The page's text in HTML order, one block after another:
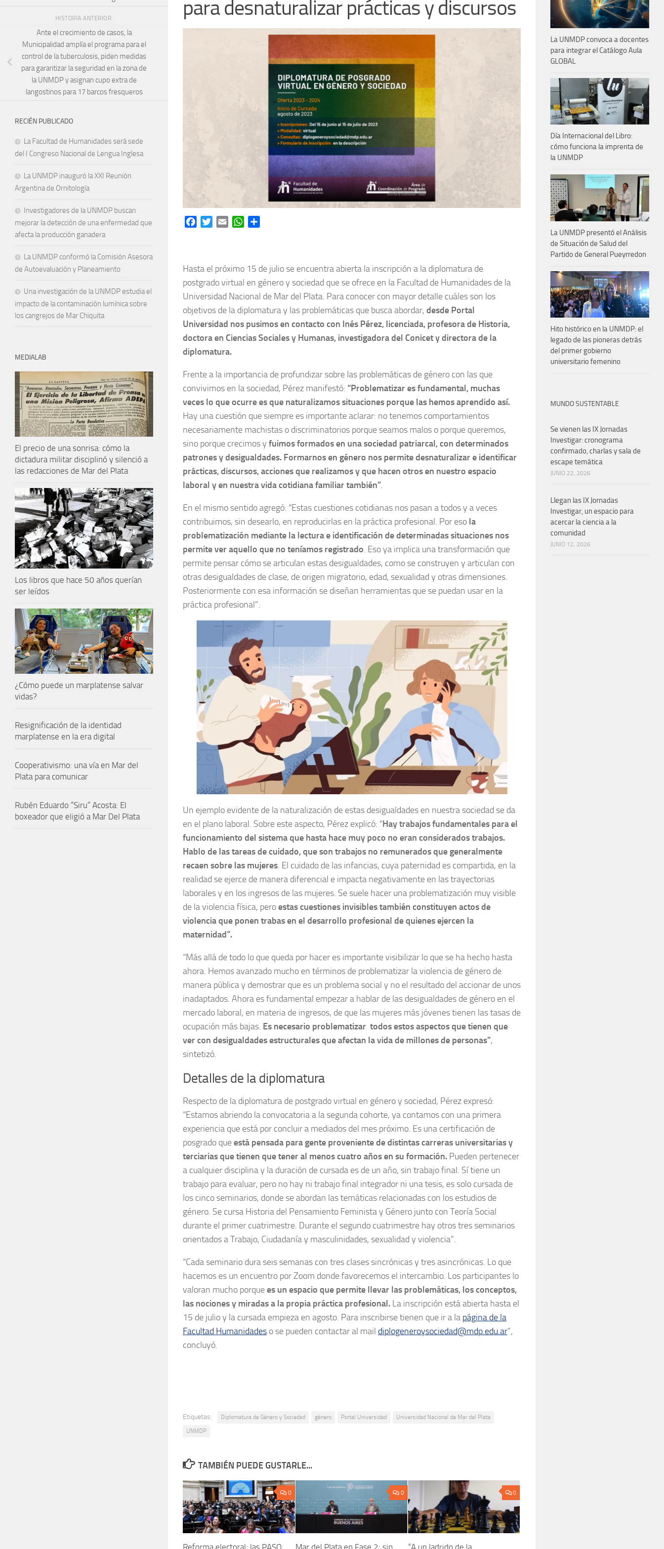
para desnaturalizar prácticas y discursos
FacebookTwitterEmail WhatsApp
Hasta el próximo 15 de julio se encuentra abierta la inscripción a la diplomatura de
postgrado virtual en género y sociedad que se ofrece en la Facultad de Humanidades de la
Universidad Nacional de Mar del Plata. Para conocer con mayor detalle cuáles son los
objetivos de la diplomatura y las problemáticas que busca abordar, desde Portal
Universidad nos pusimos en contacto con Inés Pérez, licenciada, profesora de Historia,
doctora en Ciencias Sociales y Humanas, investigadora del Conicet y directora de la
diplomatura.
Frente a la importancia de profundizar sobre las problemáticas de género con las que
convivimos en la sociedad, Pérez manifestó: “Problematizar es fundamental, muchas
veces lo que ocurre es que naturalizamos situaciones porque las hemos aprendido así.
Hay una cuestión que siempre es importante aclarar: no tenemos comportamientos
necesariamente machistas o discriminatorios porque seamos malos o porque queremos,
sino porque crecimos y fuimos formados en una sociedad patriarcal, con determinados
patrones y desigualdades. Formarnos en género nos permite desnaturalizar e identificar
prácticas, discursos, acciones que realizamos y que hacen otros en nuestro espacio
laboral y en nuestra vida cotidiana familiar también”.
En el mismo sentido agregó: “Estas cuestiones cotidianas nos pasan a todos y a veces
contribuimos, sin desearlo, en reproducirlas en la práctica profesional. Por eso la
problematización mediante la lectura e identificación de determinadas situaciones nos
permite ver aquello que no teníamos registrado. Eso ya implica una transformación que
permite pensar cómo se articulan estas desigualdades, como se construyen y articulan con
otras desigualdades de clase, de origen migratorio, edad, sexualidad y otras dimensiones.
Posteriormente con esa información se diseñan herramientas que se puedan usar en la
práctica profesional”.
Un ejemplo evidente de la naturalización de estas desigualdades en nuestra sociedad se da
en el plano laboral. Sobre este aspecto, Pérez explicó: “Hay trabajos fundamentales para el
funcionamiento del sistema que hasta hace muy poco no eran considerados trabajos.
Hablo de las tareas de cuidado, que son trabajos no remunerados que generalmente
recaen sobre las mujeres. El cuidado de las infancias, cuya paternidad es compartida, en la
realidad se ejerce de manera diferencial e impacta negativamente en las trayectorias
laborales y en los ingresos de las mujeres. Se suele hacer una problematización muy visible
de la violencia física, peroestas cuestiones invisibles también constituyen actos de
violencia que ponen trabas en el desarrollo profesional de quienes ejercen la
maternidad”.
“Más allá de todo lo que queda por hacer es importante visibilizar lo que se ha hecho hasta
ahora. Hemos avanzado mucho en términos de problematizar la violencia de género de
manera pública y demostrar que es un problema social y no el resultado del accionar de unos
inadaptados. Ahora es fundamental empezar a hablar de las desigualdades de género en el
mercado laboral, en materia de ingresos, de que las mujeres más jóvenes tienen las tasas de
ocupación más bajas. Es necesario problematizar todos estos aspectos que tienen que
ver con desigualdades estructurales que afectan la vida de millones de personas”,
sintetizó.
Detalles de la diplomatura
Respecto de la diplomatura de postgrado virtual en género y sociedad, Pérez expresó:
“Estamos abriendo la convocatoria a la segunda cohorte, ya contamos con una primera
experiencia que está por concluir a mediados del mes próximo. Es una certificación de
posgrado queestá pensada para gente proveniente de distintas carreras universitarias y
terciarias que tienen que tener al menos cuatro años en su formación. Pueden pertenecer
a cualquier disciplina y la duración de cursada es de un año, sin trabajo final. Sí tiene un
trabajo para evaluar, pero no hay ni trabajo final integrador ni una tesis, es solo cursada de
los cinco seminarios, donde se abordan las temáticas relacionadas con los estudios de
género. Se cursa Historia del Pensamiento Feminista y Género junto con Teoría Social
durante el primer cuatrimestre. Durante el segundo cuatrimestre hay otros tres seminarios
orientados a Trabajo, Ciudadanía y masculinidades, sexualidad y violencia”.
“Cada seminario dura seis semanas con tres clases sincrónicas y tres asincrónicas. Lo que
hacemos es un encuentro por Zoom donde favorecemos el intercambio. Los participantes lo
valoran mucho porquees un espacio que permite llevar las problemáticas, los conceptos,
las nociones y miradas a la propia práctica profesional. La inscripción está abierta hasta el
15 de julio y la cursada empieza en agosto. Para inscribirse tienen que ir a la página de la
Facultad Humanidades o se pueden contactar al mail diplogeneroysociedad@mdp.edu.ar”,
concluyó.
Etiquetas: Diplomatura de Género y Sociedad género Portal Universidad
Universidad Nacional de Mar del Plata
UNMDP
TAMBIÉN PUEDE GUSTARLE...
0
Reforma electoral: las PASO
0
Mar del Plata en Fase 2: sin
0
“A un ladrido de la
HISTORIA ANTERIOR
Ante el crecimiento de casos, la
Municipalidad amplía el programa para el
control de la tuberculosis, piden medidas
para garantizar la seguridad en la zona de
la UNMDP y asignan cupo extra de
langostinos para 17 barcos fresqueros
RECIÉN PUBLICADO
La Facultad de Humanidades será sede
del I Congreso Nacional de Lengua Inglesa
La UNMDP inauguró la XXI Reunión
Argentina de Ornitología
Investigadores de la UNMDP buscan
mejorar la detección de una enfermedad que
afecta la producción ganadera
La UNMDP conformó la Comisión Asesora
de Autoevaluación y Planeamiento
Una investigación de la UNMDP estudia el
impacto de la contaminación lumínica sobre
los cangrejos de Mar Chiquita
MEDIALAB
El precio de una sonrisa: cómo la
dictadura militar disciplinó y silenció a
las redacciones de Mar del Plata
Los libros que hace 50 años querían
ser leídos
¿Cómo puede un marplatense salvar
vidas?
Resignificación de la identidad
marplatense en la era digital
Cooperativismo: una vía en Mar del
Plata para comunicar
Rubén Eduardo “Siru” Acosta: El
boxeador que eligió a Mar Del Plata
La UNMDP convoca a docentes
para integrar el Catálogo Aula
GLOBAL
Día Internacional del Libro:
cómo funciona la imprenta de
la UNMDP
La UNMDP presentó el Análisis
de Situación de Salud del
Partido de General Pueyrredon
Hito histórico en la UNMDP: el
legado de las pioneras detrás
del primer gobierno
universitario femenino
MUNDO SUSTENTABLE
Se vienen las IX Jornadas
Investigar: cronograma
confirmado, charlas y sala de
escape temática
JUNIO 22, 2026
Llegan las IX Jornadas
Investigar, un espacio para
acercar la ciencia a la
comunidad
JUNIO 12, 2026